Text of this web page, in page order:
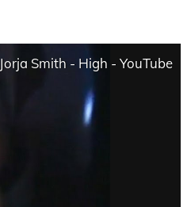
Jorja Smith - High - YouTube